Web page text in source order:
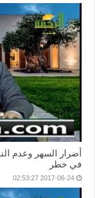
أضرار السهر وعدم
في خطر
2017-06-24 02:53:27